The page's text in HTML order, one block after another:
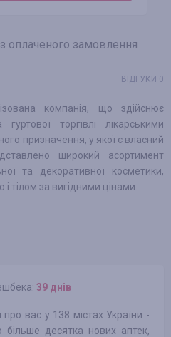
оплаченого замовлення
ВІДГУКИ 0
компанія, що здійснює
торгівлі лікарськими
призначення, у якої є власний
широкий асортимент
та декоративної косметики,
тілом за вигідними цінами.
39 днів
вас у 138 містах України -
десятка нових аптек,